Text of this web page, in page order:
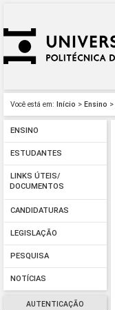
Você está em: Início > Ensino >
ENSINO
ESTUDANTES
LINKS ÚTEIS/
DOCUMENTOS
CANDIDATURAS
LEGISLAÇÃO
PESQUISA
NOTÍCIAS
AUTENTICAÇÃO